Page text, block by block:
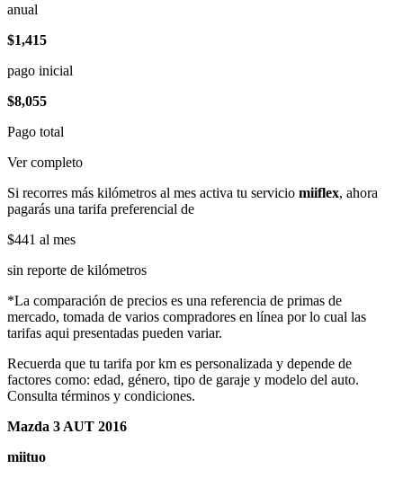
anual
$1,415
pago inicial
$8,055
Pago total
Ver completo
Si recorres más kilómetros al mes activa tu servicio miiflex, ahora
pagarás una tarifa preferencial de
$441 al mes
sin reporte de kilómetros
*La comparación de precios es una referencia de primas de
mercado, tomada de varios compradores en línea por lo cual las
tarifas aqui presentadas pueden variar.
Recuerda que tu tarifa por km es personalizada y depende de
factores como: edad, género, tipo de garaje y modelo del auto.
Consulta términos y condiciones.
Mazda 3 AUT 2016
miituo